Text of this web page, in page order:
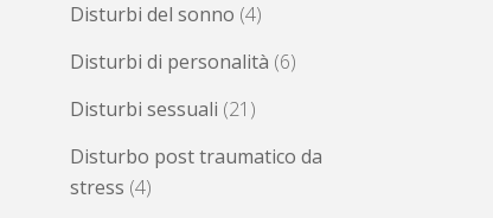
Disturbi del sonno (4)
Disturbi di personalità (6)
Disturbi sessuali (21)
Disturbo post traumatico da
stress (4)